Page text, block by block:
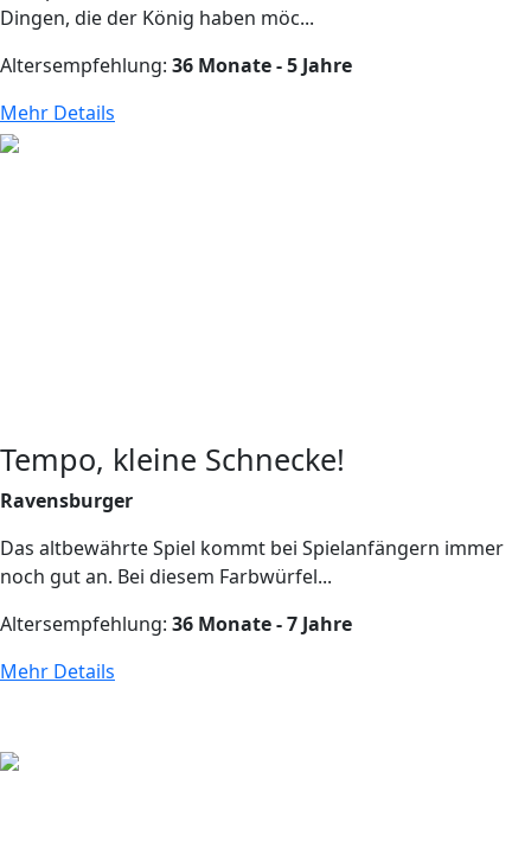
Dingen, die der König haben möc...
Altersempfehlung: 36 Monate - 5 Jahre
Mehr Details
Tempo, kleine Schnecke!
Ravensburger
Das altbewährte Spiel kommt bei Spielanfängern immer
noch gut an. Bei diesem Farbwürfel...
Altersempfehlung: 36 Monate - 7 Jahre
Mehr Details